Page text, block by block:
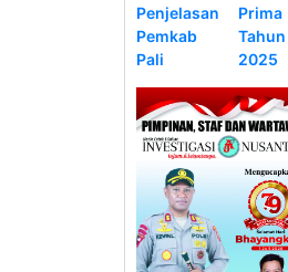
Penjelasan
Pemkab
Pali
Prima
Tahun
2025